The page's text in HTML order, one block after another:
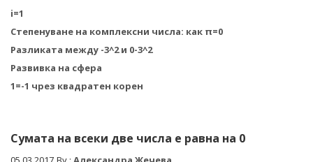
i=1
Степенуване на комплексни числа: как π=0
Разликата между -3^2 и 0-3^2
Развивка на сфера
1=-1 чрез квадратен корен
Сумата на всеки две числа е равна на 0